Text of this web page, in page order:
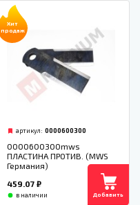
Хит
продаж
артикул: 0000600300
0000600300mws
ПЛАСТИНА ПРОТИВ. (MWS
Германия)
459.07 ₽
в наличии Добавить